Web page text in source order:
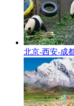
北京-西安-成